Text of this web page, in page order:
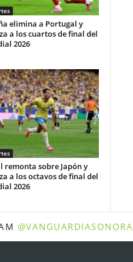
elimina a Portugal y
a los cuartos de final del
2026
remonta sobre Japón y
a los octavos de final del
2026
@VANGUARDIASONORA